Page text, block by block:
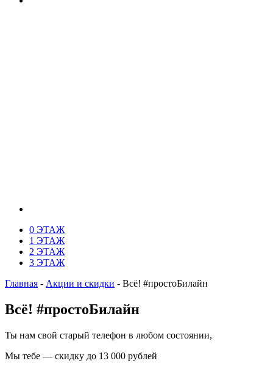
0 ЭТАЖ
1 ЭТАЖ
2 ЭТАЖ
3 ЭТАЖ
Главная - Акции и скидки - Всё! #простоБилайн
Всё! #простоБилайн
Ты нам свой старый телефон в любом состоянии,
Мы тебе — скидку до 13 000 рублей